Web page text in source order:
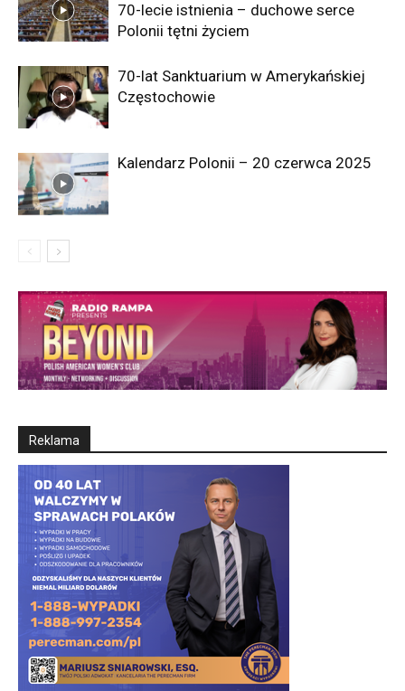
70-lecie istnienia – duchowe serce
Polonii tętni życiem
70-lat Sanktuarium w Amerykańskiej
Częstochowie
Kalendarz Polonii – 20 czerwca 2025
Reklama